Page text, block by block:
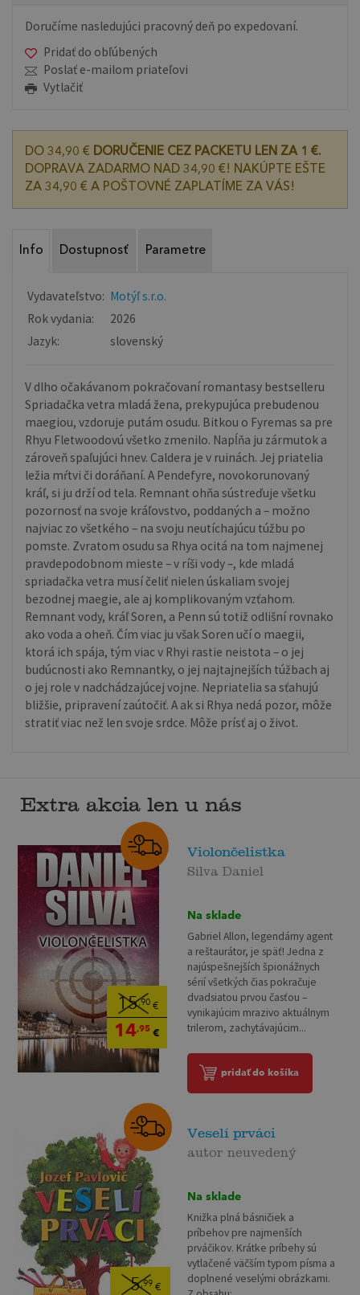
Doručíme nasledujúci pracovný deň po expedovaní.
Pridať do obľúbených
Poslať e-mailom priateľovi
Vytlačiť
DO 34,90 € DORUČENIE CEZ PACKETU LEN ZA 1 €.
DOPRAVA ZADARMO NAD 34,90 €! NAKÚPTE EŠTE
ZA 34,90 € A POŠTOVNÉ ZAPLATÍME ZA VÁS!
Info Dostupnosť Parametre
Vydavateľstvo: Motýľ s.r.o.
Rok vydania:
2026
Jazyk:
slovenský
V dlho očakávanom pokračovaní romantasy bestselleru
Spriadačka vetra mladá žena, prekypujúca prebudenou
maegiou, vzdoruje putám osudu. Bitkou o Fyremas sa pre
Rhyu Fletwoodovú všetko zmenilo. Napĺňa ju zármutok a
zároveň spaľujúci hnev. Caldera je v ruinách. Jej priatelia
ležia mŕtvi či doráňaní. A Pendefyre, novokorunovaný
kráľ, si ju drží od tela. Remnant ohňa sústreďuje všetku
pozornosť na svoje kráľovstvo, poddaných a – možno
najviac zo všetkého – na svoju neutíchajúcu túžbu po
pomste. Zvratom osudu sa Rhya ocitá na tom najmenej
pravdepodobnom mieste – v ríši vody –, kde mladá
spriadačka vetra musí čeliť nielen úskaliam svojej
bezodnej maegie, ale aj komplikovaným vzťahom.
Remnant vody, kráľ Soren, a Penn sú totiž odlišní rovnako
ako voda a oheň. Čím viac ju však Soren učí o maegii,
ktorá ich spája, tým viac v Rhyi rastie neistota – o jej
budúcnosti ako Remnantky, o jej najtajnejších túžbach aj
o jej role v nadchádzajúcej vojne. Nepriatelia sa sťahujú
bližšie, pripravení zaútočiť. A ak si Rhya nedá pozor, môže
stratiť viac než len svoje srdce. Môže prísť aj o život.
Extra akcia len u nás
15,90€
14,95€
Violončelistka
Silva Daniel
Na sklade
Gabriel Allon, legendárny agent
a reštaurátor, je späť! Jedna z
najúspešnejších špionážnych
sérií všetkých čias pokračuje
dvadsiatou prvou časťou –
vynikajúcim mrazivo aktuálnym
trilerom, zachytávajúcim...
pridať do košíka
5,99 €
Veselí prváci
autor neuvedený
Na sklade
Knižka plná básničiek a
príbehov pre najmenších
prváčikov. Krátke príbehy sú
vytlačené väčším typom písma a
doplnené veselými obrázkami.